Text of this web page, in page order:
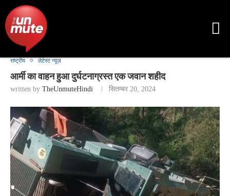
राष्ट्रीय लेटेस्ट न्यूज़
आर्मी का वाहन हुआ दुर्घटनाग्रस्त एक जवान शहीद
written by TheUnmuteHindi सितम्बर 20, 2024